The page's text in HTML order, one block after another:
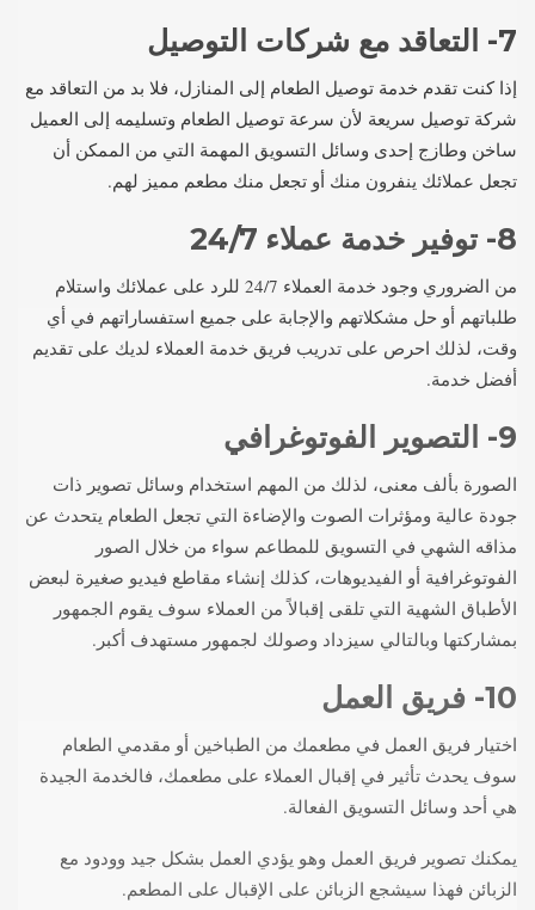
7- التعاقد مع شركات التوصيل
إذا كنت تقدم خدمة توصيل الطعام إلى المنازل، فلا بد من التعاقد مع
شركة توصيل سريعة لأن سرعة توصيل الطعام وتسليمه إلى العميل
ساخن وطازج إحدى وسائل التسويق المهمة التي من الممكن أن
تجعل عملائك ينفرون منك أو تجعل منك مطعم مميز لهم.
8- توفير خدمة عملاء 24/7
من الضروري وجود خدمة العملاء 24/7 للرد على عملائك واستلام
طلباتهم أو حل مشكلاتهم والإجابة على جميع استفساراتهم في أي
وقت، لذلك احرص على تدريب فريق خدمة العملاء لديك على تقديم
أفضل خدمة.
9- التصوير الفوتوغرافي
الصورة بألف معنى، لذلك من المهم استخدام وسائل تصوير ذات
جودة عالية ومؤثرات الصوت والإضاءة التي تجعل الطعام يتحدث عن
مذاقه الشهي في التسويق للمطاعم سواء من خلال الصور
الفوتوغرافية أو الفيديوهات، كذلك إنشاء مقاطع فيديو صغيرة لبعض
الأطباق الشهية التي تلقى إقبالاً من العملاء سوف يقوم الجمهور
بمشاركتها وبالتالي سيزداد وصولك لجمهور مستهدف أكبر.
10- فريق العمل
اختيار فريق العمل في مطعمك من الطباخين أو مقدمي الطعام
سوف يحدث تأثير في إقبال العملاء على مطعمك، فالخدمة الجيدة
هي أحد وسائل التسويق الفعالة.
يمكنك تصوير فريق العمل وهو يؤدي العمل بشكل جيد وودود مع
الزبائن فهذا سيشجع الزبائن على الإقبال على المطعم.